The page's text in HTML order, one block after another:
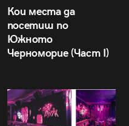
Кои места да
посетиш по
Южното
Черноморие (Част I)